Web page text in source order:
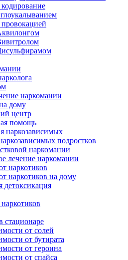
наркомании
дому
центр
помощь
наркозависимых
подростков
наркомании
лечение наркомании
наркотиков
наркотиков на дому
детоксикация
стационаре
от солей
от бутирата
от героина
от спайса